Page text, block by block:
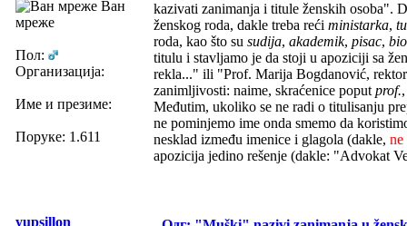
Ван
мреже
Пол:
Организација:
Име и презиме:
Поруке: 1.611
kazivati zanimanja i titule ženskih osoba".
ženskog roda, dakle treba reći ministarka,
roda, kao što su sudija, akademik, pisac,
titulu i stavljamo je da stoji u apoziciji sa
rekla..." ili "Prof. Marija Bogdanović,
zanimljivosti: naime, skraćenice poput prof.
Međutim, ukoliko se ne radi o titulisanju
ne pominjemo ime onda smemo da
nesklad između imenice i glagola (dakle, ne
apozicija jedino rešenje (dakle: "Advokat
yupsillon